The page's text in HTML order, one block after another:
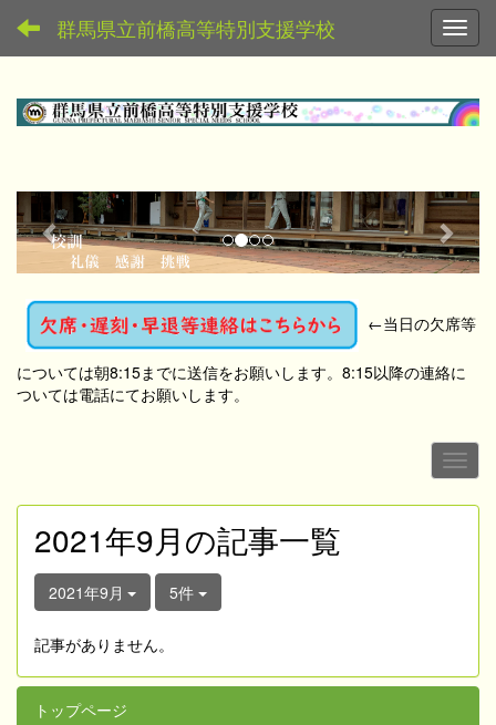
群馬県立前橋高等特別支援学校
p
r
e
v
i
o
u
n
e
x
←当日の欠席等
については朝8:15までに送信をお願いします。8:15以降の連絡に
ついては電話にてお願いします。
2021年9月の記事一覧
2021年9月 5件
記事がありません。
トップページ